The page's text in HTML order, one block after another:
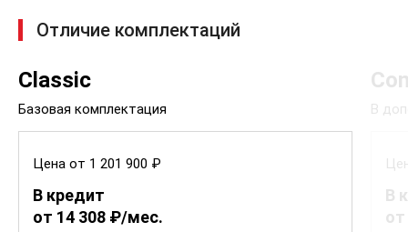
Отличие комплектаций
Classic
Базовая комплектация
Цена от 1 201 900 ₽
В кредит
от 14 308 ₽/мес.
В
В